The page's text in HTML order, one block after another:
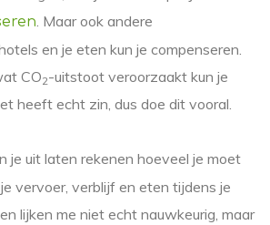
. Maar ook andere
en je eten kun je compenseren.
CO2-uitstoot veroorzaakt kun je
heeft echt zin, dus doe dit vooral.
je uit laten rekenen hoeveel je moet
vervoer, verblijf en eten tijdens je
lijken me niet echt nauwkeurig, maar